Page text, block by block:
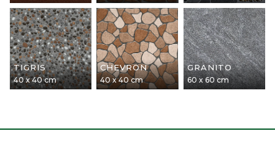
TIGRIS
40 x 40 cm
CHEVRON
40 x 40 cm
GRANITO
60 x 60 cm